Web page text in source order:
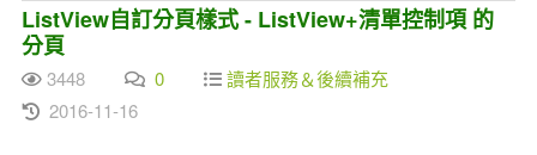
ListView自訂分頁樣式 - ListView+清單控制項 的
分頁
3448 0
讀者服務＆後續補充
2016-11-16